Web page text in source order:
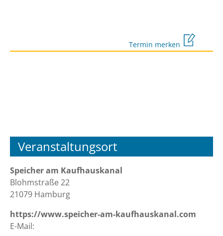
Termin merken
Veranstaltungsort
Speicher am Kaufhauskanal
Blohmstraße 22
21079 Hamburg
https://www.speicher-am-kaufhauskanal.com
E-Mail: